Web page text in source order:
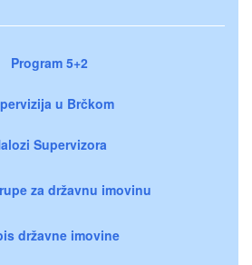
Program 5+2
u Brčkom
Supervizora
za državnu imovinu
državne imovine